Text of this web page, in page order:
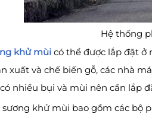
Hệ thống
khử mùi có thể được lắp đặt ở
xuất và chế biến gỗ, các nhà
nhiều bụi và mùi nên cần lắp
khử mùi bao gồm các bộ